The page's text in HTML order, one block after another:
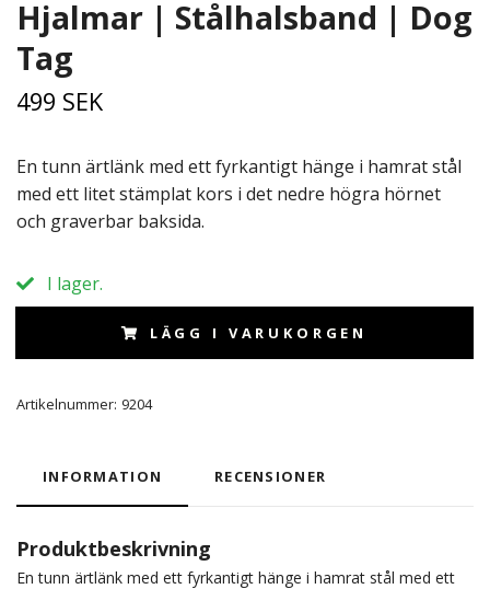
Hjalmar | Stålhalsband | Dog
Tag
499 SEK
En tunn ärtlänk med ett fyrkantigt hänge i hamrat stål
med ett litet stämplat kors i det nedre högra hörnet
och graverbar baksida.
I lager.
LÄGG I VARUKORGEN
Artikelnummer: 9204
INFORMATION RECENSIONER
Produktbeskrivning
En tunn ärtlänk med ett fyrkantigt hänge i hamrat stål med ett